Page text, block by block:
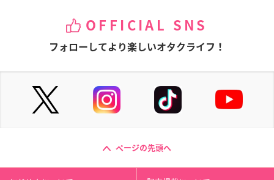
OFFICIAL SNS
フォローしてより楽しいオタクライフ！
ページの先頭へ